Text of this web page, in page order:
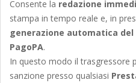
Consente la redazione
stampa in tempo reale e, in
generazione automatica del
PagoPA.
In questo modo il trasgressore
sanzione presso qualsiasi